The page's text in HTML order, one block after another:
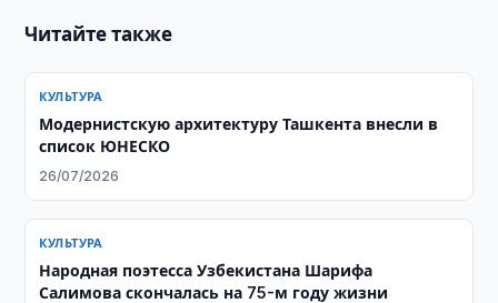
Читайте также
КУЛЬТУРА
Модернистскую архитектуру Ташкента внесли в
список ЮНЕСКО
26/07/2026
КУЛЬТУРА
Народная поэтесса Узбекистана Шарифа
Салимова скончалась на 75-м году жизни